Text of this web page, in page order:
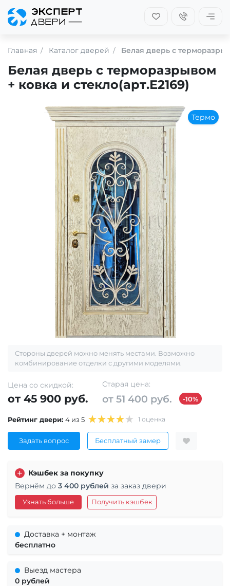
Главная Каталог дверей Белая дверь с
Белая дверь с терморазрывом
+ ковка и стекло(арт.Е2169)
Термо
Стороны дверей можно менять местами. Возможно
комбинирование отделки с другими моделями.
Цена со скидкой:
от 45 900 руб.
Старая цена:
от 51 400 руб. -10%
Рейтинг двери: 4 из 5 1 оценка
Задать вопрос Бесплатный замер
Кэшбек за покупку
Вернём до 3 400 рублей за заказ двери
Узнать больше Получить кэшбек
Доставка + монтаж
бесплатно
Выезд мастера
0 рублей